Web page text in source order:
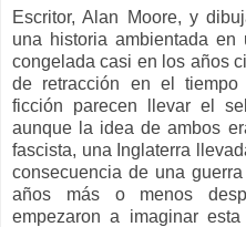
Escritor, Alan Moore, y
una historia ambientada en
congelada casi en los años
de retracción en el tiempo
ficción parecen llevar el
aunque la idea de ambos
fascista, una Inglaterra
consecuencia de una
años más o menos
empezaron a imaginar